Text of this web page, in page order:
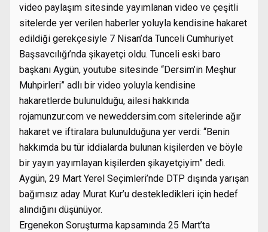
video paylaşım sitesinde yayımlanan video ve çeşitli
sitelerde yer verilen haberler yoluyla kendisine hakaret
edildiği gerekçesiyle 7 Nisan’da Tunceli Cumhuriyet
Başsavcılığı’nda şikayetçi oldu. Tunceli eski baro
başkanı Aygün, youtube sitesinde “Dersim’in Meşhur
Muhpirleri” adlı bir video yoluyla kendisine
hakaretlerde bulunulduğu, ailesi hakkında
rojamunzur.com ve neweddersim.com sitelerinde ağır
hakaret ve iftiralara bulunulduğuna yer verdi: “Benin
hakkımda bu tür iddialarda bulunan kişilerden ve böyle
bir yayın yayımlayan kişilerden şikayetçiyim” dedi.
Aygün, 29 Mart Yerel Seçimleri’nde DTP dışında yarışan
bağımsız aday Murat Kur’u destekledikleri için hedef
alındığını düşünüyor.
Ergenekon Soruşturma kapsamında 25 Mart’ta